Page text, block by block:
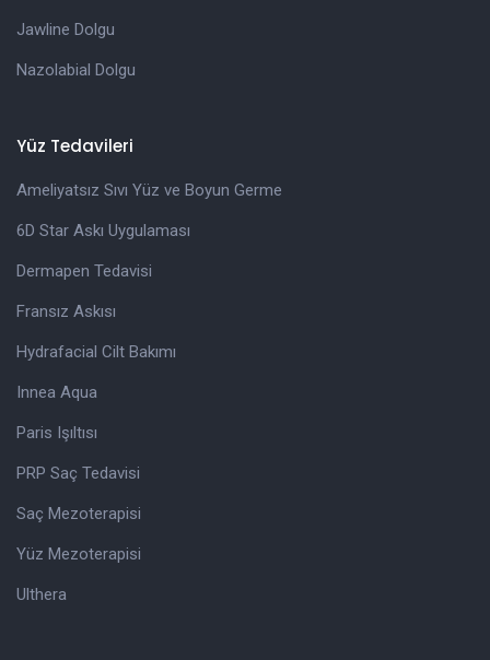
Jawline Dolgu
Nazolabial Dolgu
Yüz Tedavileri
Ameliyatsız Sıvı Yüz ve Boyun Germe
6D Star Askı Uygulaması
Dermapen Tedavisi
Fransız Askısı
Hydrafacial Cilt Bakımı
Innea Aqua
Paris Işıltısı
PRP Saç Tedavisi
Saç Mezoterapisi
Yüz Mezoterapisi
Ulthera